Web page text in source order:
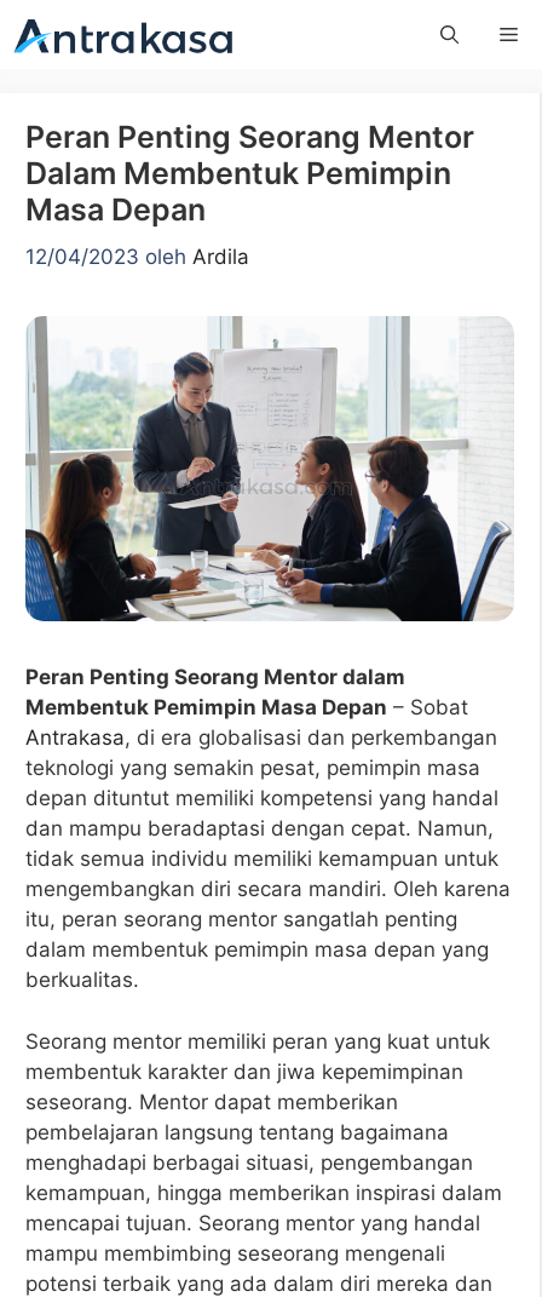
Langsung
ke
Peran Penting Seorang Mentor
Dalam Membentuk Pemimpin
Masa Depan
12/04/2023 oleh Ardila
Peran Penting Seorang Mentor dalam
Membentuk Pemimpin Masa Depan – Sobat
Antrakasa, di era globalisasi dan perkembangan
teknologi yang semakin pesat, pemimpin masa
depan dituntut memiliki kompetensi yang handal
dan mampu beradaptasi dengan cepat. Namun,
tidak semua individu memiliki kemampuan untuk
mengembangkan diri secara mandiri. Oleh karena
itu, peran seorang mentor sangatlah penting
dalam membentuk pemimpin masa depan yang
berkualitas.
Seorang mentor memiliki peran yang kuat untuk
membentuk karakter dan jiwa kepemimpinan
seseorang. Mentor dapat memberikan
pembelajaran langsung tentang bagaimana
menghadapi berbagai situasi, pengembangan
kemampuan, hingga memberikan inspirasi dalam
mencapai tujuan. Seorang mentor yang handal
mampu membimbing seseorang mengenali
potensi terbaik yang ada dalam diri mereka dan